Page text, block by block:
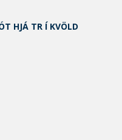
HJÁ TR Í KVÖLD